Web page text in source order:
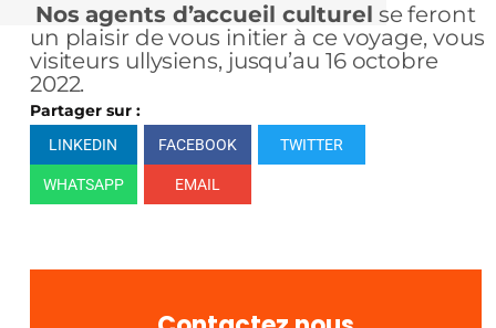
Nos agents d’accueil culturel se feront
un plaisir de vous initier à ce voyage, vous
visiteurs ullysiens, jusqu’au 16 octobre
2022.
Partager sur :
LINKEDIN FACEBOOK TWITTER
WHATSAPP EMAIL